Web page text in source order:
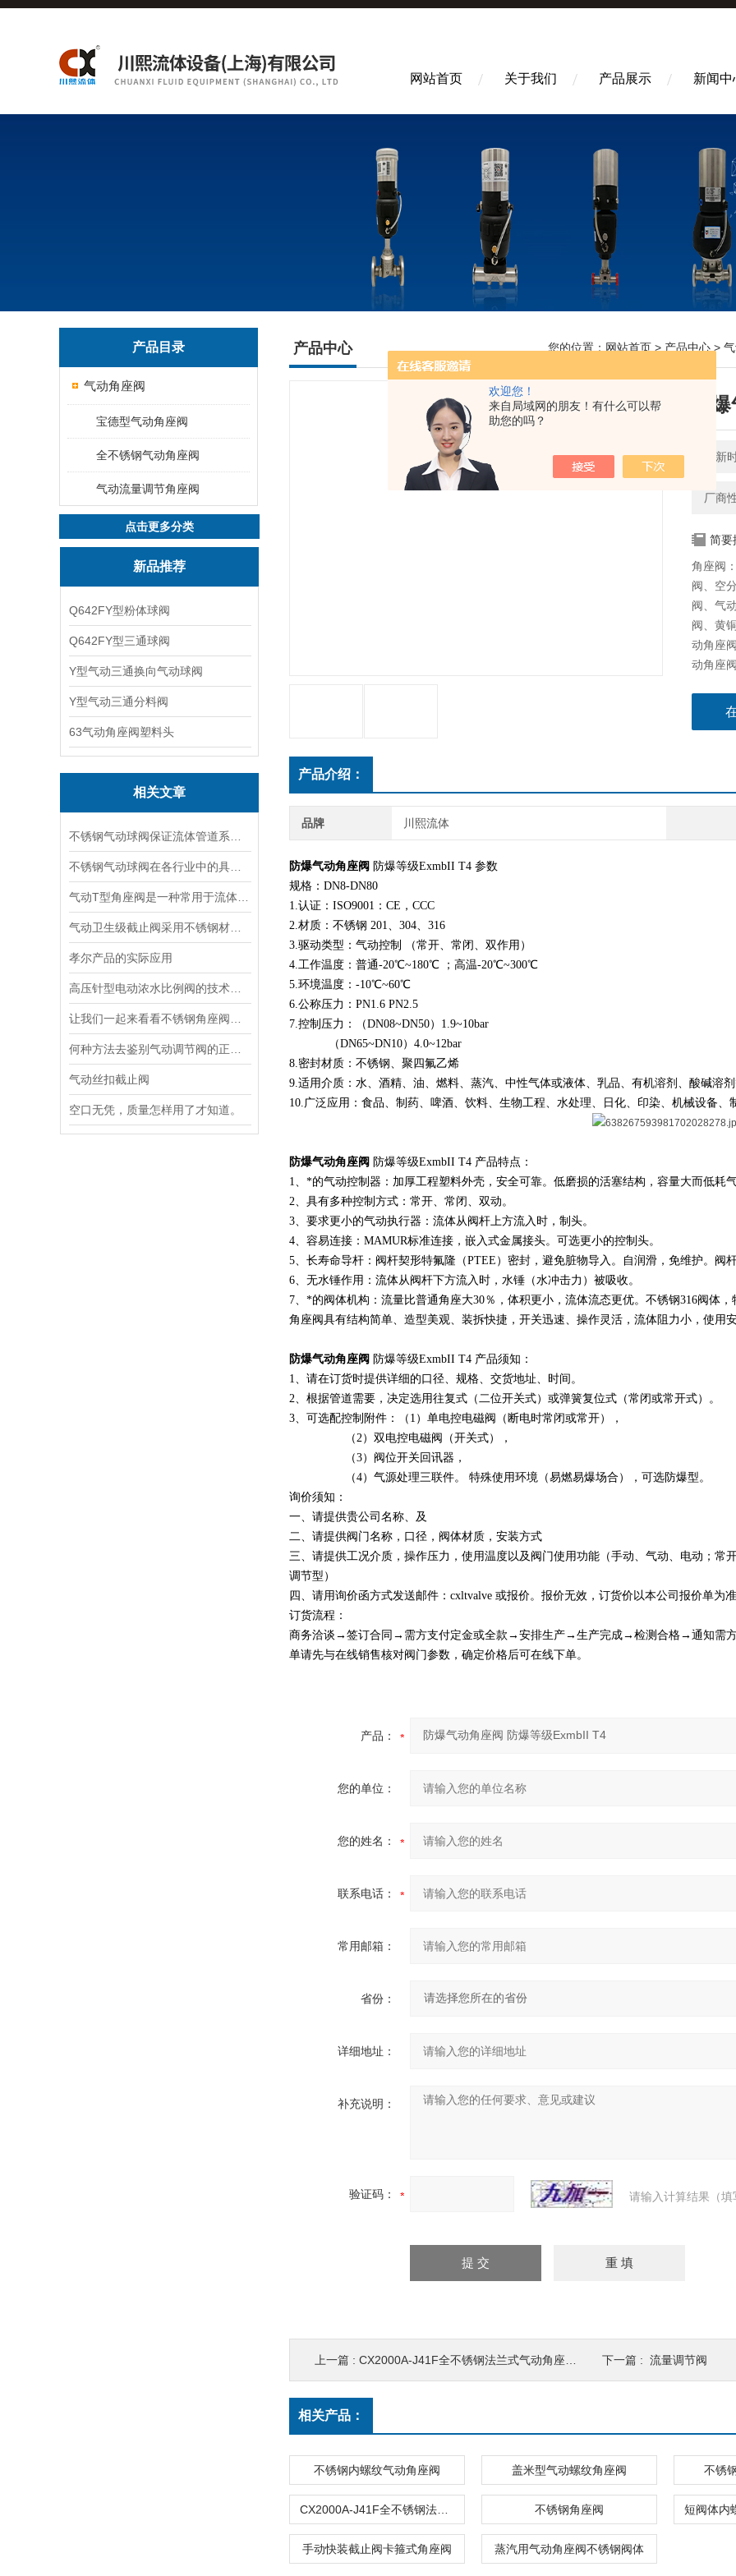
欢迎您！
来自局域网的朋友！有什么可以帮
助您的吗？
网站首页 关于我们 产品展示 新闻中
产品目录
气动角座阀
宝德型气动角座阀
全不锈钢气动角座阀
气动流量调节角座阀
点击更多分类
新品推荐
Q642FY型粉体球阀
Q642FY型三通球阀
Y型气动三通换向气动球阀
Y型气动三通分料阀
63气动角座阀塑料头
相关文章
孝尔产品的实际应用
气动丝扣截止阀
空口无凭，质量怎样用了才知道。
产品中心 您的位置： 网站首页 > 产品中心 >
防
更新
厂商
简要
角座阀
阀、空
阀、气
阀、黄
动角座
动角座
产品介绍：
品牌 川熙流体
防爆气动角座阀 防爆等级ExmbII T4 参数
规格：DN8-DN80
1.认证：ISO9001：CE，CCC
2.材质：不锈钢 201、304、316
3.驱动类型：气动控制 （常开、常闭、双作用）
4.工作温度：普通-20℃~180℃ ；高温-20℃~300℃
5.环境温度：-10℃~60℃
6.公称压力：PN1.6 PN2.5
7.控制压力：（DN08~DN50）1.9~10bar
（DN65~DN10）4.0~12bar
8.密封材质：不锈钢、聚四氟乙烯
9.适用介质：水、酒精、油、燃料、蒸汽、中性气体或液体、乳品、有机溶剂、酸碱溶
10.广泛应用：食品、制药、啤酒、饮料、生物工程、水处理、日化、印染、机械设备、
防爆气动角座阀 防爆等级ExmbII T4 产品特点：
1、*的气动控制器：加厚工程塑料外壳，安全可靠。低磨损的活塞结构，容量大而低耗
2、具有多种控制方式：常开、常闭、双动。
3、要求更小的气动执行器：流体从阀杆上方流入时，制头。
4、容易连接：MAMUR标准连接，嵌入式金属接头。可选更小的控制头。
5、长寿命导杆：阀杆契形特氟隆（PTEE）密封，避免脏物导入。自润滑，免维护。阀
6、无水锤作用：流体从阀杆下方流入时，水锤（水冲击力）被吸收。
7、*的阀体机构：流量比普通角座大30％，体积更小，流体流态更优。不锈钢316阀体
角座阀具有结构简单、造型美观、装拆快捷，开关迅速、操作灵活，流体阻力小，使用
防爆气动角座阀 防爆等级ExmbII T4 产品须知：
1、请在订货时提供详细的口径、规格、交货地址、时间。
2、根据管道需要，决定选用往复式（二位开关式）或弹簧复位式（常闭或常开式）。
3、可选配控制附件：（1）单电控电磁阀（断电时常闭或常开），
（2）双电控电磁阀（开关式），
（3）阀位开关回讯器，
（4）气源处理三联件。 特殊使用环境（易燃易爆场合），可选防爆型。
询价须知：
一、请提供贵公司名称、及
二、请提供阀门名称，口径，阀体材质，安装方式
三、请提供工况介质，操作压力，使用温度以及阀门使用功能（手动、气动、电动；常
调节型）
四、请用询价函方式发送邮件：cxltvalve 或报价。报价无效，订货价以本公司报价单为准
订货流程：
商务洽谈→签订合同→需方支付定金或全款→安排生产→生产完成→检测合格→通知需
单请先与在线销售核对阀门参数，确定价格后可在线下单。
产品：
您的单位：
您的姓名：
联系电话：
常用邮箱：
省份：
详细地址：
补充说明：
验证码： 请输入计算结果（
上一篇 : CX2000A-J41F全不锈钢法兰式气动角座阀*直销 下一篇 : 流量调节阀
相关产品：
不锈钢内螺纹气动角座阀 盖米型气动螺纹角座阀 不锈
不锈钢角座阀
手动快装截止阀卡箍式角座阀 蒸汽用气动角座阀不锈钢阀体